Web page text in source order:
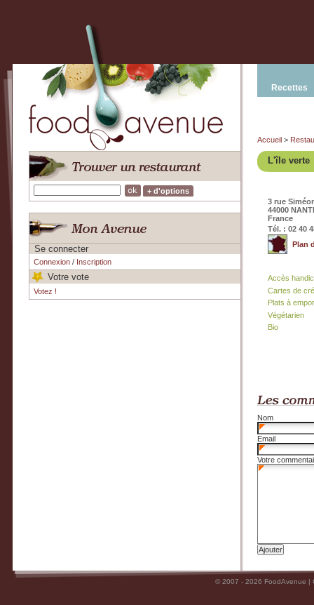
+ d'options
Se connecter
Connexion/ Inscription
Votre vote
Votez !
Recettes
Accueil >
L'île verte
3 rue
44000
France
Tél. : 02 40
Plan
Accès
Cartes de
Plats à
Végétarien
Bio
Nom
Email
Votre
© 2007 - 2026 FoodAvenue |